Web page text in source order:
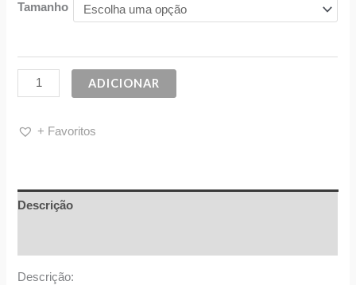
Tamanho
ADICIONAR
+ Favoritos
Descrição
Descrição: